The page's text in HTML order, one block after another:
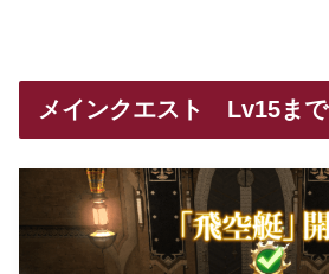
メインクエスト Lv15まで